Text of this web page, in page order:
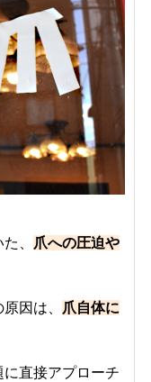
、
爪への圧迫や
因は、
爪自体に
に直接アプローチ